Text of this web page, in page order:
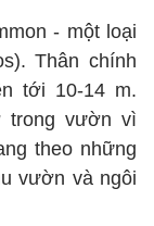
- một loại
Thân chính
tới 10-14 m.
trong vườn vì
theo những
vườn và ngôi